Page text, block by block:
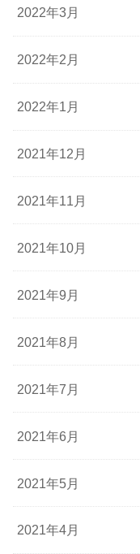
2022年3月
2022年2月
2022年1月
2021年12月
2021年11月
2021年10月
2021年9月
2021年8月
2021年7月
2021年6月
2021年5月
2021年4月